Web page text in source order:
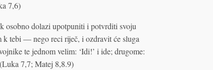
7,6)
osobno dolazi upotpuniti i potvrditi svoju
k tebi — nego reci riječ, i ozdravit će sluga
te jednom velim: ‘Idi!’ i ide; drugome:
7,7; Matej 8,8.9)